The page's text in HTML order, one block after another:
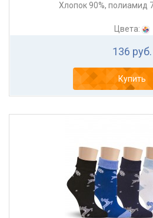
Хлопок 90%, полиамид
Цвета:
136 руб.
Купить